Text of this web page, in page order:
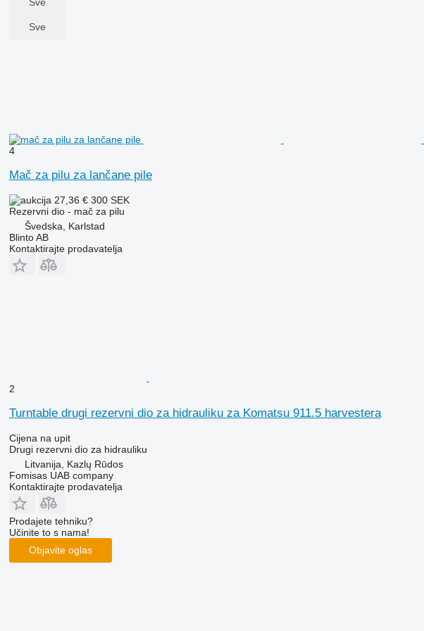
Sve
Sve
4
Mač za pilu za lančane pile
27,36 € 300 SEK
Rezervni dio - mač za pilu
Švedska, Karlstad
Blinto AB
Kontaktirajte prodavatelja
2
Turntable drugi rezervni dio za hidrauliku za Komatsu 911.5 harvestera
Cijena na upit
Drugi rezervni dio za hidrauliku
Litvanija, Kazlų Rūdos
Fomisas UAB company
Kontaktirajte prodavatelja
Prodajete tehniku?
Učinite to s nama!
Objavite oglas